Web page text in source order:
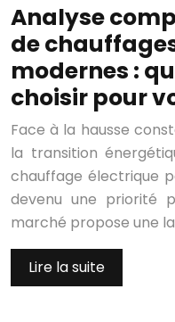
Analyse
de
modernes :
choisir pour
Face à la hausse
la transition
chauffage électrique
devenu une priorité
marché propose une
Lire la suite